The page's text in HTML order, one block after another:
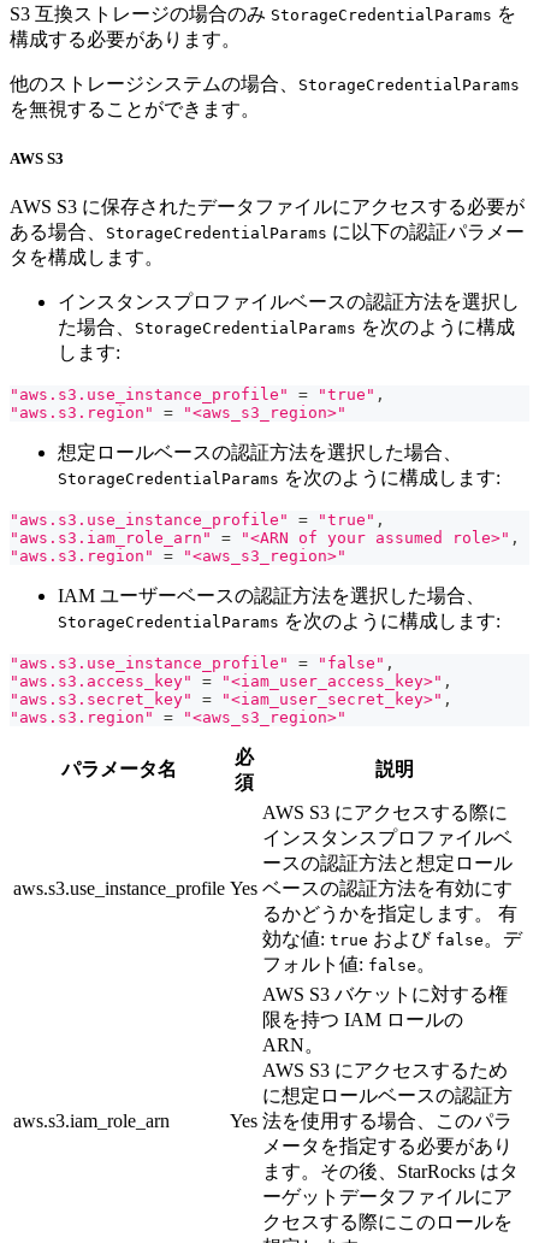
S3 互換ストレージの場合のみ StorageCredentialParams を
構成する必要があります。
他のストレージシステムの場合、 StorageCredentialParams
を無視することができます。
AWS S3
AWS S3 に保存されたデータファイルにアクセスする必要が
ある場合、
StorageCredentialParams に以下の認証パラメー
タを構成します。
インスタンスプロファイルベースの認証方法を選択し
た場合、
StorageCredentialParams を次のように構成
します:
"aws.s3.use_instance_profile" = "true" ,
"aws.s3.region"
= "<aws_s3_region>"
想定ロールベースの認証方法を選択した場合、
StorageCredentialParams を次のように構成します:
"aws.s3.use_instance_profile" = "true" ,
"aws.s3.iam_role_arn"
= "<ARN of your assumed role>" ,
"aws.s3.region"
= "<aws_s3_region>"
IAM ユーザーベースの認証方法を選択した場合、
StorageCredentialParams を次のように構成します:
"aws.s3.use_instance_profile" = "false" ,
"aws.s3.access_key"
= "<iam_user_access_key>" ,
"aws.s3.secret_key"
= "<iam_user_secret_key>" ,
"aws.s3.region"
= "<aws_s3_region>"
パラメータ名
必
須
説明
aws.s3.use_instance_profile Yes
AWS S3 にアクセスする際に
インスタンスプロファイルベ
ースの認証方法と想定ロール
ベースの認証方法を有効にす
るかどうかを指定します。 有
効な値: true および false 。デ
フォルト値: false 。
aws.s3.iam_role_arn Yes
AWS S3 バケットに対する権
限を持つ IAM ロールの
ARN。
AWS S3 にアクセスするため
に想定ロールベースの認証方
法を使用する場合、このパラ
メータを指定する必要があり
ます。その後、StarRocks はタ
ーゲットデータファイルにア
クセスする際にこのロールを